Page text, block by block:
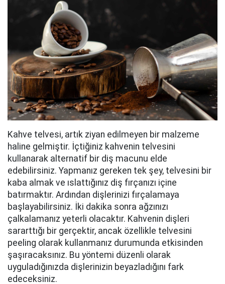
Kahve telvesi, artık ziyan edilmeyen bir malzeme
haline gelmiştir. İçtiğiniz kahvenin telvesini
kullanarak alternatif bir diş macunu elde
edebilirsiniz. Yapmanız gereken tek şey, telvesini bir
kaba almak ve ıslattığınız diş fırçanızı içine
batırmaktır. Ardından dişlerinizi fırçalamaya
başlayabilirsiniz. İki dakika sonra ağzınızı
çalkalamanız yeterli olacaktır. Kahvenin dişleri
sararttığı bir gerçektir, ancak özellikle telvesini
peeling olarak kullanmanız durumunda etkisinden
şaşıracaksınız. Bu yöntemi düzenli olarak
uyguladığınızda dişlerinizin beyazladığını fark
edeceksiniz.